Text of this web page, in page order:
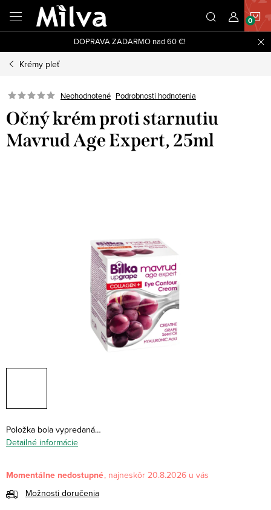
obsah
DOPRAVA ZADARMO nad 60 €!
Krémy pleť
Neohodnotené Podrobnosti hodnotenia
Očný krém proti starnutiu
Mavrud Age Expert, 25ml
Položka bola vypredaná…
Detailné informácie
Momentálne nedostupné
20.8.2026
Možnosti doručenia